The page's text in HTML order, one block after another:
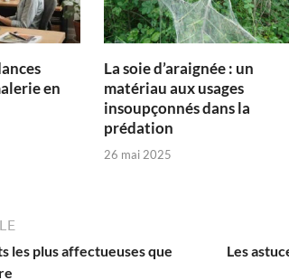
en
La soie d’araignée : un
matériau aux usages
insoupçonnés dans la
prédation
26 mai 2025
les plus affectueuses que
Les